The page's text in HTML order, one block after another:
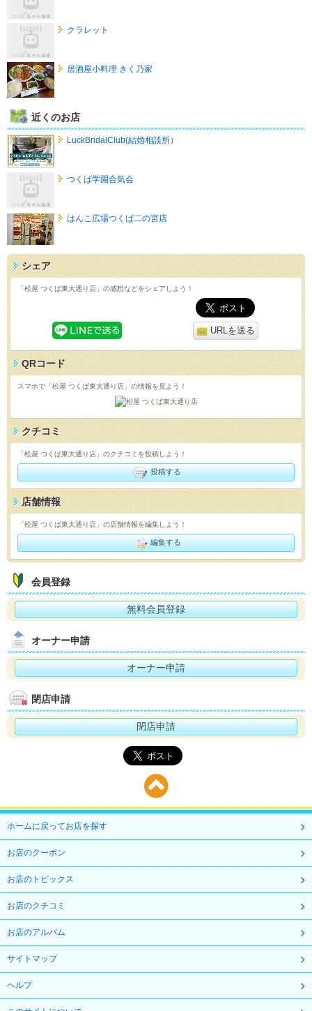
クラレット
居酒屋小料理 きく乃家
近くのお店
LuckBridalClub(結婚相談所）
つくば学園合気会
はんこ広場つくば二の宮店
シェア
「松屋 つくば東大通り店」の感想などをシェアしよう！
URLを送る
QRコード
スマホで「松屋 つくば東大通り店」の情報を見よう！
クチコミ
「松屋 つくば東大通り店」のクチコミを投稿しよう！
投稿する
店舗情報
「松屋 つくば東大通り店」の店舗情報を編集しよう！
編集する
会員登録
無料会員登録
オーナー申請
オーナー申請
閉店申請
閉店申請
ホームに戻ってお店を探す
お店のクーポン
お店のトピックス
お店のクチコミ
お店のアルバム
サイトマップ
ヘルプ